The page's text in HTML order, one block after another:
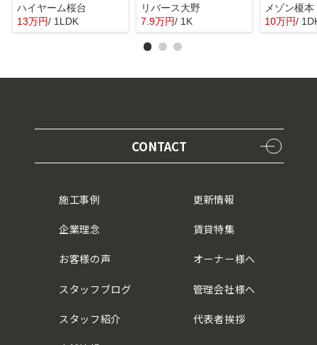
ハイヤーム桜台
13万円/ 1LDK
リバース大野
7.9万円/ 1K
メゾン榎本
10万円/
CONTACT
施工事例
企業理念
お客様の声
スタッフブログ
スタッフ紹介
更新情報
賃貸特集
オーナー様へ
管理会社様へ
代表者挨拶